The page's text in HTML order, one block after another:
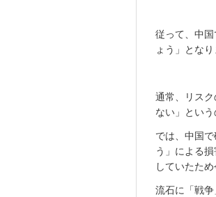
従って、中
ょう」となり
通常、リス
ない」という
では、中国
う」による
していたた
流石に「戦